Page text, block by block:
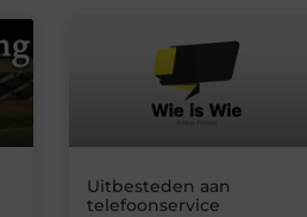
Uitbesteden aan
telefoonservice